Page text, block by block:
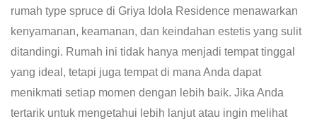
rumah type spruce di Griya Idola Residence menawarkan
kenyamanan, keamanan, dan keindahan estetis yang sulit
ditandingi. Rumah ini tidak hanya menjadi tempat tinggal
yang ideal, tetapi juga tempat di mana Anda dapat
menikmati setiap momen dengan lebih baik. Jika Anda
tertarik untuk mengetahui lebih lanjut atau ingin melihat